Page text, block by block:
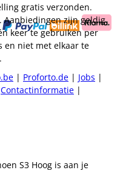
gratis verzonden.
Aanbiedingen zijn geldig
keer te gebruiken per
en niet met elkaar te
| Proforto.de | Jobs |
Contactinformatie |
S3 Hoog is aan je